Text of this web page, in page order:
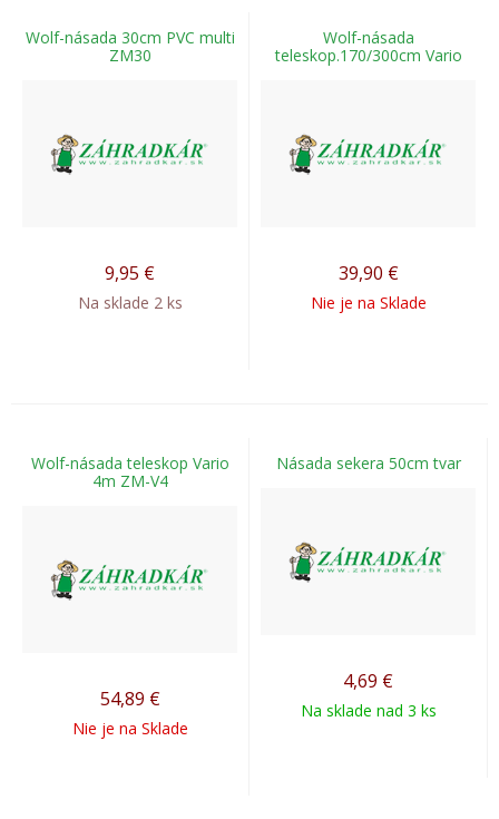
Wolf-násada 30cm PVC multi
ZM30
9,95 €
Na sklade 2 ks
Wolf-násada
teleskop.170/300cm Vario
39,90 €
Nie je na Sklade
Wolf-násada teleskop Vario
4m ZM-V4
54,89 €
Nie je na Sklade
Násada sekera 50cm tvar
4,69 €
Na sklade nad 3 ks